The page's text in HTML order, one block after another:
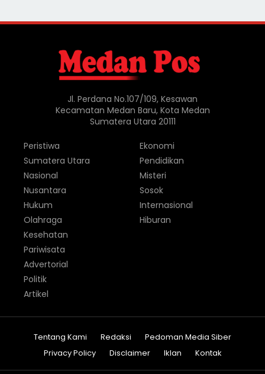
Jl. Perdana No.107/109, Kesawan
Kecamatan Medan Baru, Kota Medan
Sumatera Utara 20111
Peristiwa
Sumatera Utara
Nasional
Nusantara
Hukum
Olahraga
Ekonomi
Pendidikan
Misteri
Sosok
Internasional
Hiburan
Kesehatan
Pariwisata
Advertorial
Politik
Artikel
Tentang Kami Redaksi
Pedoman Media Siber
Privacy Policy
Disclaimer Iklan Kontak